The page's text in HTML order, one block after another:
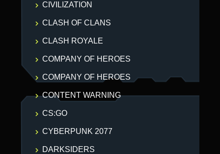
CIVILIZATION
CLASH OF CLANS
CLASH ROYALE
COMPANY OF HEROES
COMPANY OF HEROES
CONTENT WARNING
CS:GO
CYBERPUNK 2077
DARKSIDERS